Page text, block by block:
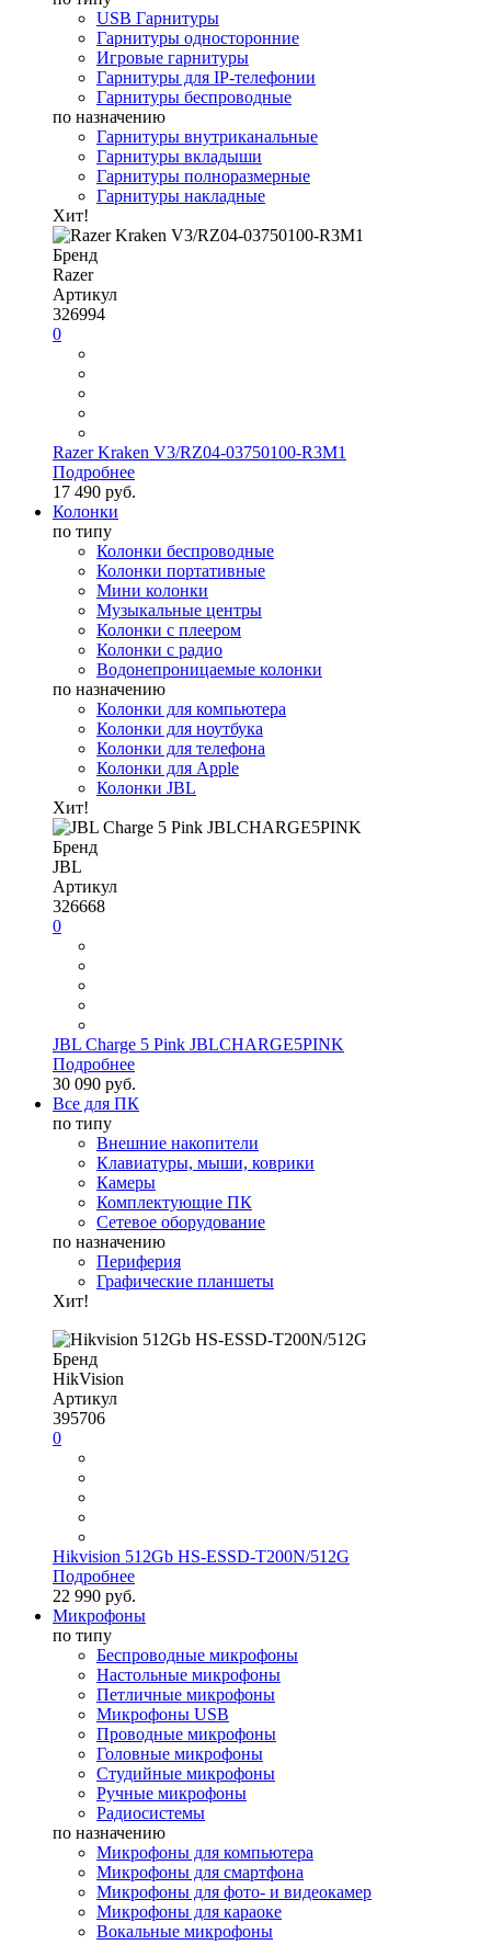
USB Гарнитуры
Гарнитуры односторонние
Игровые гарнитуры
Гарнитуры для IP-телефонии
Гарнитуры беспроводные
по назначению
Гарнитуры внутриканальные
Гарнитуры вкладыши
Гарнитуры полноразмерные
Гарнитуры накладные
Хит!
Бренд
Razer
Артикул
326994
0
Razer Kraken V3/RZ04-03750100-R3M1
Подробнее
17 490 руб.
Колонки
по типу
Колонки беспроводные
Колонки портативные
Мини колонки
Музыкальные центры
Колонки с плеером
Колонки с радио
Водонепроницаемые колонки
по назначению
Колонки для компьютера
Колонки для ноутбука
Колонки для телефона
Колонки для Apple
Колонки JBL
Хит!
Бренд
JBL
Артикул
326668
0
JBL Charge 5 Pink JBLCHARGE5PINK
Подробнее
30 090 руб.
Все для ПК
по типу
Внешние накопители
Клавиатуры, мыши, коврики
Камеры
Комплектующие ПК
Сетевое оборудование
по назначению
Периферия
Графические планшеты
Хит!
Бренд
HikVision
Артикул
395706
0
Hikvision 512Gb HS-ESSD-T200N/512G
Подробнее
22 990 руб.
Микрофоны
по типу
Беспроводные микрофоны
Настольные микрофоны
Петличные микрофоны
Микрофоны USB
Проводные микрофоны
Головные микрофоны
Студийные микрофоны
Ручные микрофоны
Радиосистемы
по назначению
Микрофоны для компьютера
Микрофоны для смартфона
Микрофоны для фото- и видеокамер
Микрофоны для караоке
Вокальные микрофоны